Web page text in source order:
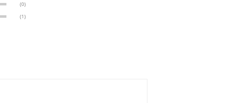
(0)
(1)